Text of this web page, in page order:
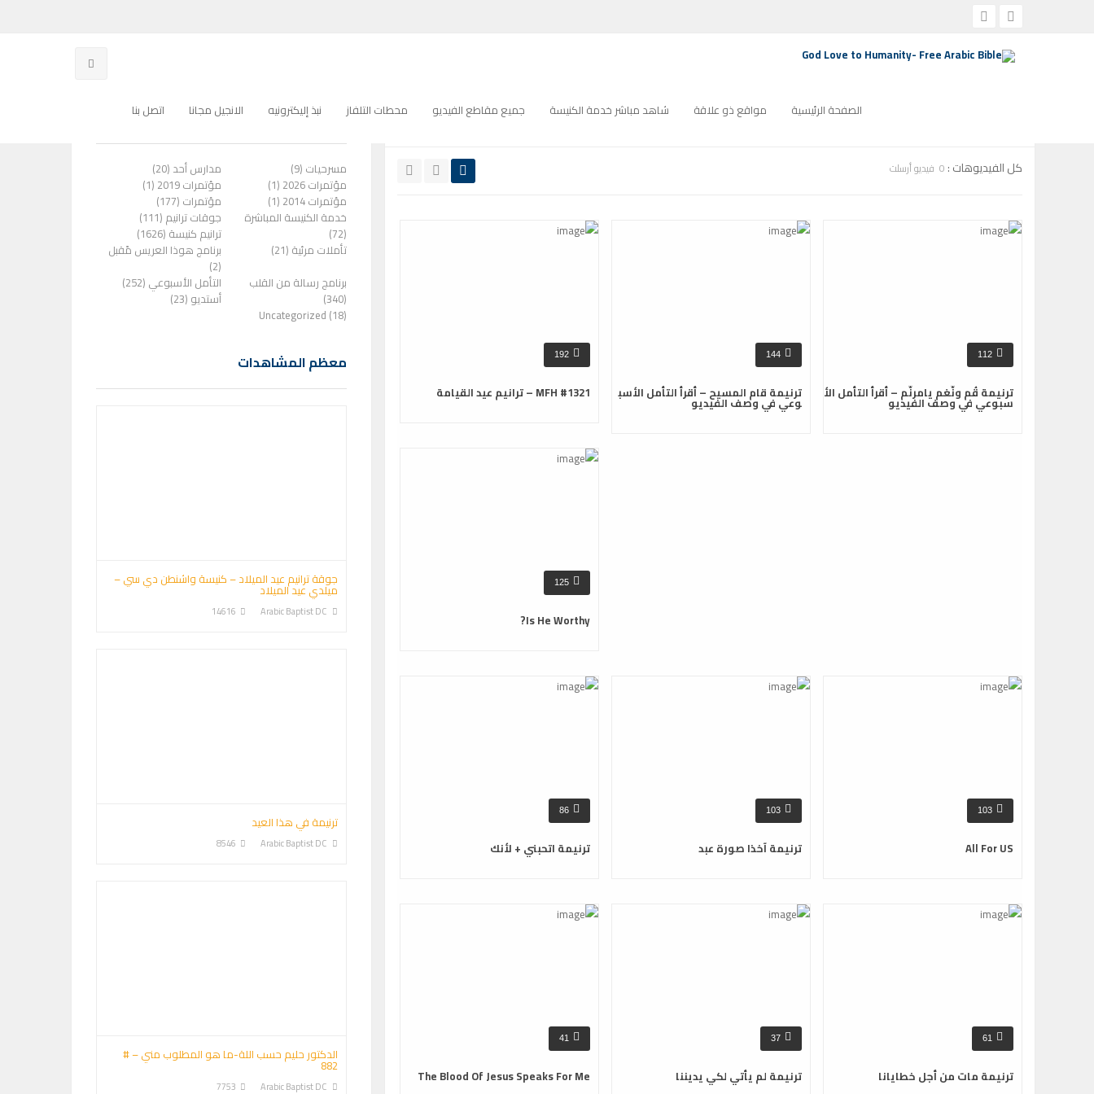
الصفحة الرئيسية مواقع ذو علاقة شاهد مباشر خدمة الكنيسة جميع مقاطع الفيديو محطات التلفاز نبذ إليكترونيه الانجيل مجانا اتصل بنا
الصفحة الرئيسية ترانيم كنيسة التصنيف: ترانيم كنيسة
جميع عالية الدقة
كل الفيديوهات : 0 فيديو أرسلت
112
ترنيمة قُم ونّغم يامرنّم – أقرأ التأمل الأ
سبوعي في وصف الفيديو
144
ترنيمة قام المسيح – أقرأ التأمل الأسب
وعي في وصف الفيديو
192
MFH #1321 – ترانيم عيد القيامة
125
Is He Worthy?
103
All For US
103
ترنيمة آخذا صورة عبد
86
ترنيمة اتحبني + لأنك
61
ترنيمة مات من أجل خطايانا
37
ترنيمة لم يأتي لكي يديننا
41
The Blood Of Jesus Speaks For Me
الفئات
مسرحيات (9)
مدارس أحد (20)
مؤتمرات 2026 (1)
مؤتمرات 2019 (1)
مؤتمرات 2014 (1)
مؤتمرات (177)
خدمة الكنيسة المباشرة
(72)
جوقات ترانيم (111)
ترانيم كنيسة (1626)
تأملات مرئية (21)
برنامج هوذا العريس مًقبل
(2)
برنامج رسالة من القلب
(340)
التأمل الأسبوعي (252)
أستديو (23)
Uncategorized (18)
معظم المشاهدات
جوقة ترانيم عيد الميلاد – كنيسة واشنطن دي سي –
ميلدي عيد الميلاد
Arabic Baptist DC
14616
ترنيمة في هذا العيد
Arabic Baptist DC
8546
الدكتور حليم حسب اللة-ما هو المطلوب مني – #
882
Arabic Baptist DC
7753